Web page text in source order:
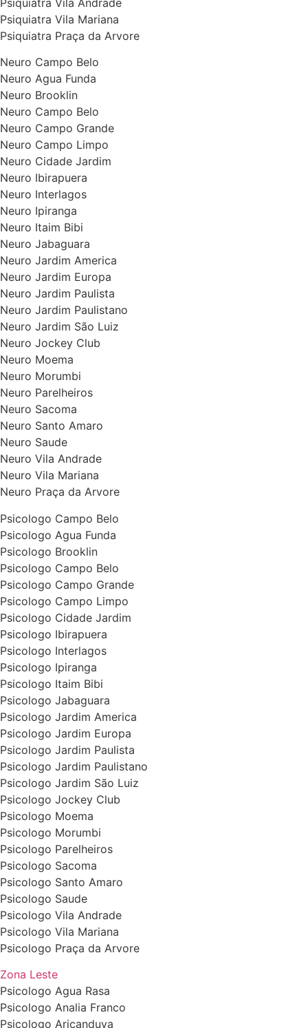
Psiquiatra Vila Mariana
Psiquiatra Praça da Arvore
Neuro Campo Belo
Neuro Agua Funda
Neuro Brooklin
Neuro Campo Belo
Neuro Campo Grande
Neuro Campo Limpo
Neuro Cidade Jardim
Neuro Ibirapuera
Neuro Interlagos
Neuro Ipiranga
Neuro Itaim Bibi
Neuro Jabaguara
Neuro Jardim America
Neuro Jardim Europa
Neuro Jardim Paulista
Neuro Jardim Paulistano
Neuro Jardim São Luiz
Neuro Jockey Club
Neuro Moema
Neuro Morumbi
Neuro Parelheiros
Neuro Sacoma
Neuro Santo Amaro
Neuro Saude
Neuro Vila Andrade
Neuro Vila Mariana
Neuro Praça da Arvore
Psicologo Campo Belo
Psicologo Agua Funda
Psicologo Brooklin
Psicologo Campo Belo
Psicologo Campo Grande
Psicologo Campo Limpo
Psicologo Cidade Jardim
Psicologo Ibirapuera
Psicologo Interlagos
Psicologo Ipiranga
Psicologo Itaim Bibi
Psicologo Jabaguara
Psicologo Jardim America
Psicologo Jardim Europa
Psicologo Jardim Paulista
Psicologo Jardim Paulistano
Psicologo Jardim São Luiz
Psicologo Jockey Club
Psicologo Moema
Psicologo Morumbi
Psicologo Parelheiros
Psicologo Sacoma
Psicologo Santo Amaro
Psicologo Saude
Psicologo Vila Andrade
Psicologo Vila Mariana
Psicologo Praça da Arvore
Zona Leste
Psicologo Agua Rasa
Psicologo Analia Franco
Psicologo Aricanduva